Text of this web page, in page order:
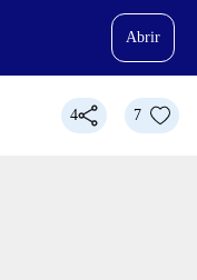
Abrir
4 7